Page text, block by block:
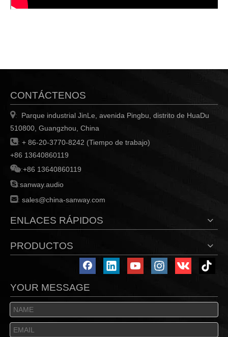
CONTÁCTENOS
:
Parque industrial JinLe, avenida Pingbu, distrito de HuaDu
510800, Guangzhou, China
: + 86-20-3770-8242 (Tiempo de trabajo)
+86 13640860119
:+86 13640860119
:sanway.audio
: sales@china-sanway.com
ENLACES RÁPIDOS
PRODUCTOS
YOUR MESSAGE